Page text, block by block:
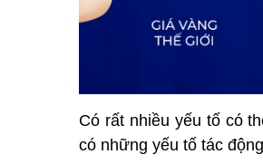
Có rất nhiều yếu tố có
có những yếu tố tác